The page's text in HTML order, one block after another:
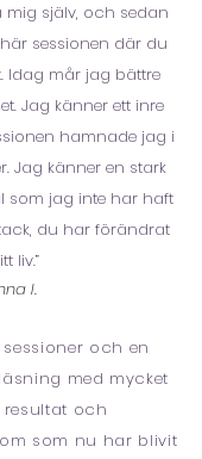
mig själv, och sedan
sessionen där du
Idag mår jag bättre
Jag känner ett inre
hamnade jag i
Jag känner en stark
som jag inte har haft
du har förändrat
liv.”
I.
och en
med mycket
och
som nu har blivit